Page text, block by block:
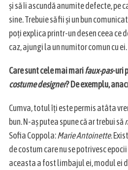
și să îi ascundă anumite defecte, pe
sine. Trebuie să fii și un bun
poți explica printr-un desen ceea ce
caz, ajungi la un numitor comun cu ei.
Care sunt cele mai marifaux-pas-uri
costume designer? De exemplu,
Cumva, totul îți este permis atâta
bun. N-aș putea spune că ar trebui să
Sofia Coppola:Marie Antoinette.
de costum care nu se potrivesc
aceasta a fost limbajul ei, modul ei